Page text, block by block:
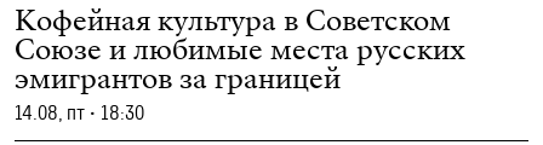
Кофейная культура в Советском
Союзе и любимые места русских
эмигрантов за границей
14.08, пт • 18:30